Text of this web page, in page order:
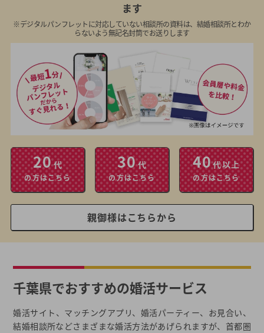
ます
※デジタルパンフレットに対応していない相談所の資料は、結婚相談所とわか
らないよう無記名封筒でお送りします
20代
の方はこちら
30代
の方はこちら
40代以上
の方はこちら
親御様はこちらから
千葉県でおすすめの婚活サービス
婚活サイト、マッチングアプリ、婚活パーティー、お見合い、
結婚相談所などさまざまな婚活方法があげられますが、首都圏